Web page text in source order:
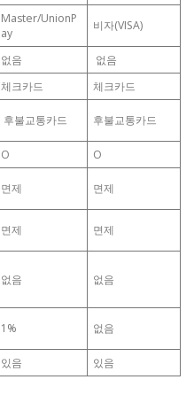
Master/UnionP
ay
비자(VISA)
없음
없음
체크카드 체크카드
후불교통카드 후불교통카드
O
O
면제 면제
면제 면제
없음 없음
1% 없음
있음 있음